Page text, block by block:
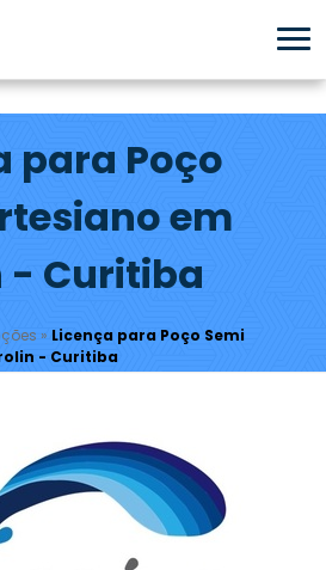
para Poço
em
- Curitiba
» Licença para Poço Semi
- Curitiba